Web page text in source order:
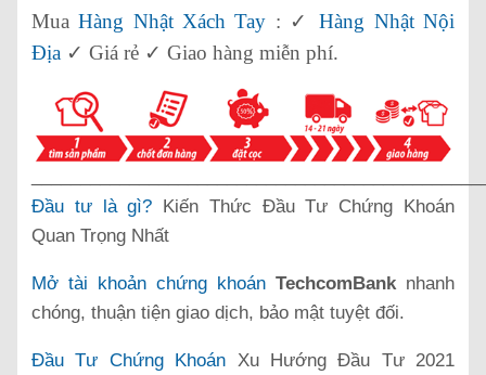
MuaHàng Nhật Xách Tay : ✓Hàng Nhật Nội
Địa ✓ Giá rẻ ✓ Giao hàng miễn phí.
Đầu tư là gì? Kiến Thức Đầu Tư Chứng Khoán
Quan Trọng Nhất
Mở tài khoản chứng khoán TechcomBank nhanh
chóng, thuận tiện giao dịch, bảo mật tuyệt đối.
Đầu Tư Chứng Khoán Xu Hướng Đầu Tư 2021